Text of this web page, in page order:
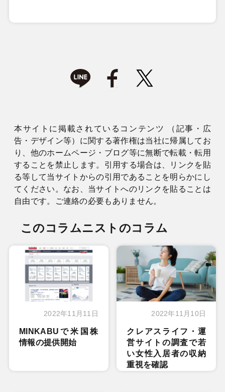
本サイトに掲載されているコンテンツ （記事・広
告・デザイン等）に関する著作権は当社に帰属してお
り、他のホームページ・ブログ等に無断で転載・転用
することを禁止します。引用する場合は、リンクを貼
る等して当サイトからの引用であることを明らかにし
てください。なお、当サイトへのリンクを貼ることは
自由です。ご連絡の必要もありません。
このコラムニストのコラム
2022年11月11日
MINKABUで米国株
情報の提供開始
2022年11月10日
クレアスライフ・運
営サイトの調査で若
い女性入居者の収納
重視を確認